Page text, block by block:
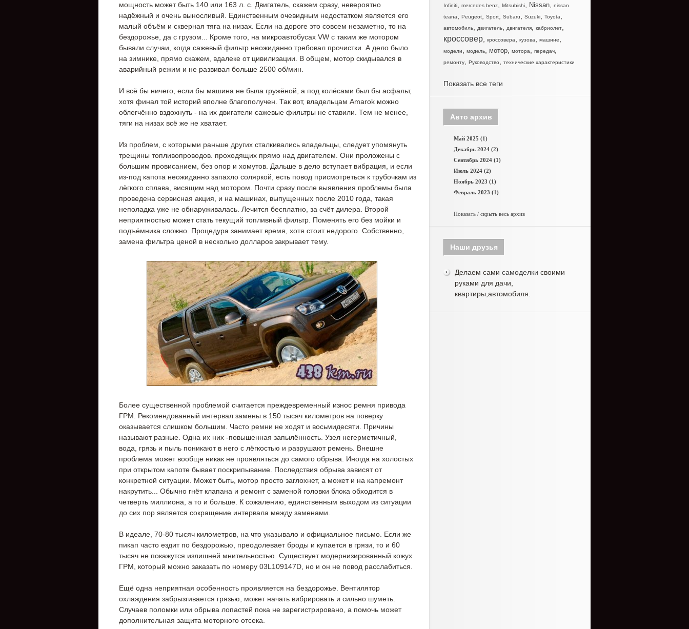
мощность может быть 140 или 163 л. с. Двигатель, скажем сразу, невероятно
надёжный и очень выносливый. Единственным очевидным недостатком является его
малый объём и скверная тяга на низах. Если на дороге это совсем незаметно, то на
бездорожье, да с грузом... Кроме того, на микроавтобусах VW с таким же мотором
бывали случаи, когда сажевый фильтр неожиданно требовал прочистки. А дело было
на зимнике, прямо скажем, вдалеке от цивилизации. В общем, мотор скидывался в
аварийный режим и не развивал больше 2500 об/мин.
И всё бы ничего, если бы машина не была гружёной, а под колёсами был бы асфальт,
хотя финал той историй вполне благополучен. Так вот, владельцам Amarok можно
облегчённо вздохнуть - на их двигатели сажевые фильтры не ставили. Тем не менее,
тяги на низах всё же не хватает.
Из проблем, с которыми раньше других сталкивались владельцы, следует упомянуть
трещины топливопроводов. проходящих прямо над двигателем. Они проложены с
большим провисанием, без опор и хомутов. Дальше в дело вступает вибрация, и если
из-под капота неожиданно запахло соляркой, есть повод присмотреться к трубочкам из
лёгкого сплава, висящим над мотором. Почти сразу после выявления проблемы была
проведена сервисная акция, и на машинах, выпущенных после 2010 года, такая
неполадка уже не обнаруживалась. Лечится бесплатно, за счёт дилера. Второй
неприятностью может стать текущий топливный фильтр. Поменять его без мойки и
подъёмника сложно. Процедура занимает время, хотя стоит недорого. Собственно,
замена фильтра ценой в несколько долларов закрывает тему.
Более существенной проблемой считается преждевременный износ ремня привода
ГРМ. Рекомендованный интервал замены в 150 тысяч километров на поверку
оказывается слишком большим. Часто ремни не ходят и восьмидесяти. Причины
называют разные. Одна их них -повышенная запылённость. Узел негерметичный,
вода, грязь и пыль поникают в него с лёгкостью и разрушают ремень. Внешне
проблема может вообще никак не проявляться до самого обрыва. Иногда на холостых
при открытом капоте бывает поскрипывание. Последствия обрыва зависят от
конкретной ситуации. Может быть, мотор просто заглохнет, а может и на капремонт
накрутить... Обычно гнёт клапана и ремонт с заменой головки блока обходится в
четверть миллиона, а то и больше. К сожалению, единственным выходом из ситуации
до сих пор является сокращение интервала между заменами.
В идеале, 70-80 тысяч километров, на что указывало и официальное письмо. Если же
пикап часто ездит по бездорожью, преодолевает броды и купается в грязи, то и 60
тысяч не покажутся излишней мнительностью. Существует модернизированный кожух
ГРМ, который можно заказать по номеру 03L109147D, но и он не повод расслабиться.
Ещё одна неприятная особенность проявляется на бездорожье. Вентилятор
охлаждения забрызгивается грязью, может начать вибрировать и сильно шуметь.
Случаев поломки или обрыва лопастей пока не зарегистрировано, а помочь может
дополнительная защита моторного отсека.
Infiniti mercedes benz Mitsubishi Nissan
nissan
teana
Peugeot Sport Subaru Suzuki Toyota
автомобиль двигатель двигателя кабриолет
кроссовер кроссовера кузова машине
модели модель мотор мотора передач
ремонту Руководство технические характеристики
Показать все теги
Авто архив
Май 2025 (1)
Декабрь 2024 (2)
Сентябрь 2024 (1)
Июль 2024 (2)
Ноябрь 2023 (1)
Февраль 2023 (1)
Показать / скрыть весь архив
Наши друзья
Делаем сами самоделки своими
руками для дачи,
квартиры,автомобиля.